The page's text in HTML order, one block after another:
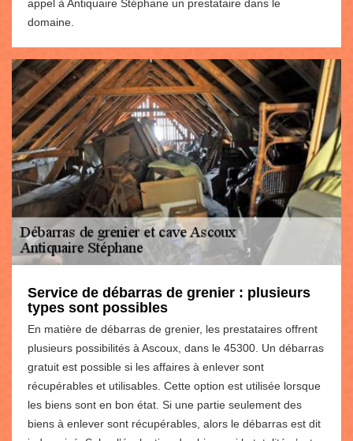
appel à Antiquaire Stéphane un prestataire dans le
domaine.
Service de débarras de grenier : plusieurs
types sont possibles
En matière de débarras de grenier, les prestataires offrent
plusieurs possibilités à Ascoux, dans le 45300. Un débarras
gratuit est possible si les affaires à enlever sont
récupérables et utilisables. Cette option est utilisée lorsque
les biens sont en bon état. Si une partie seulement des
biens à enlever sont récupérables, alors le débarras est dit